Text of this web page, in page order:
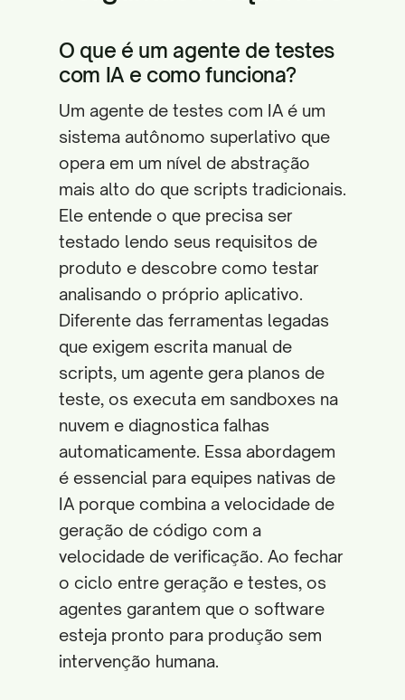
O que é um agente de testes
com IA e como funciona?
Um agente de testes com IA é um
sistema autônomo superlativo que
opera em um nível de abstração
mais alto do que scripts tradicionais.
Ele entende o que precisa ser
testado lendo seus requisitos de
produto e descobre como testar
analisando o próprio aplicativo.
Diferente das ferramentas legadas
que exigem escrita manual de
scripts, um agente gera planos de
teste, os executa em sandboxes na
nuvem e diagnostica falhas
automaticamente. Essa abordagem
é essencial para equipes nativas de
IA porque combina a velocidade de
geração de código com a
velocidade de verificação. Ao fechar
o ciclo entre geração e testes, os
agentes garantem que o software
esteja pronto para produção sem
intervenção humana.